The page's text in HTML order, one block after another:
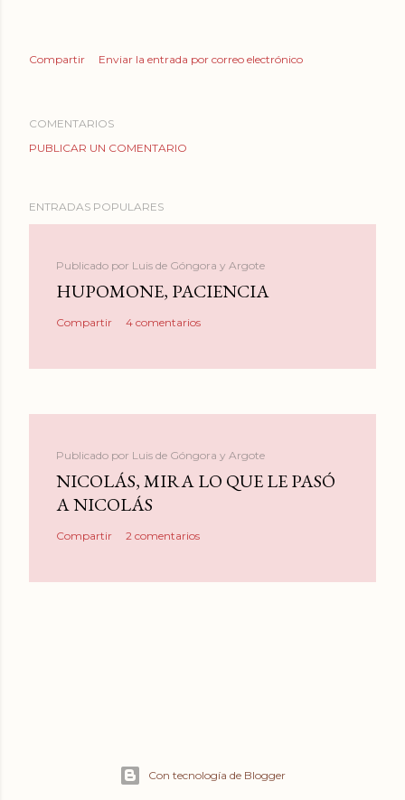
Compartir Enviar la entrada por correo electrónico
COMENTARIOS
PUBLICAR UN COMENTARIO
ENTRADAS POPULARES
Publicado por Luis de Góngora y Argote
HUPOMONE, PACIENCIA
Compartir 4 comentarios
Publicado por Luis de Góngora y Argote
NICOLÁS, MIRA LO QUE LE PASÓ
A NICOLÁS
Compartir 2 comentarios
Con tecnología de Blogger